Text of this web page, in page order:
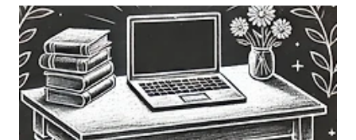
절하고, 남은 공간을 채우거나 넘치지 않도록 할 수 있습니
다..container { display: flex;} 항목 1 항목 2 항목 3 2) Flexbox의 중
요성Flexbox는 다양한 화면 크기와 디바이스에 적응할 수 있는 유연한
레이아웃을 쉽게 만들 수 있게 해줍니다. 이는..